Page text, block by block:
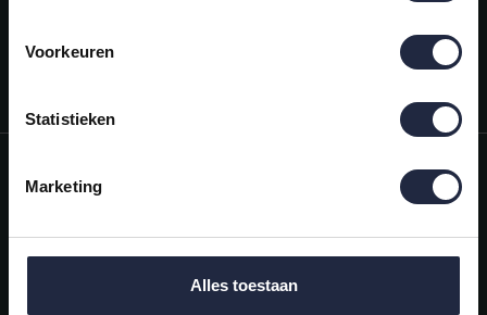
Voorkeuren
Statistieken
Marketing
Alles toestaan
Categorieën